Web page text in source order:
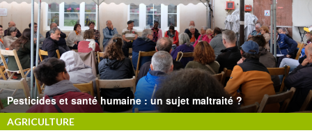
Pesticides et santé humaine : un sujet maltraité ?
AGRICULTURE